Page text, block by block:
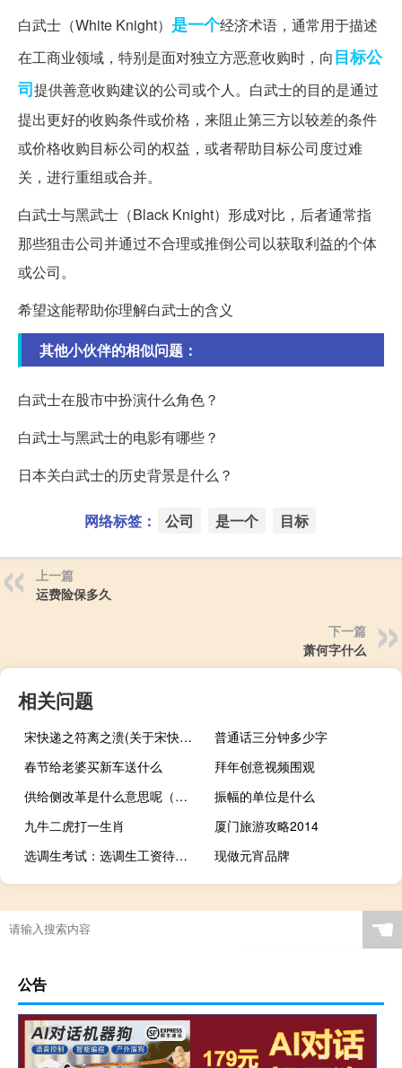
白武士（White Knight） 是一个经济术语，通常用于描述
在工商业领域，特别是面对独立方恶意收购时，向目标公
司提供善意收购建议的公司或个人。白武士的目的是通过
提出更好的收购条件或价格，来阻止第三方以较差的条件
或价格收购目标公司的权益，或者帮助目标公司度过难
关，进行重组或合并。
白武士与黑武士（Black Knight）形成对比，后者通常指
那些狙击公司并通过不合理或推倒公司以获取利益的个体
或公司。
希望这能帮助你理解白武士的含义
其他小伙伴的相似问题：
白武士在股市中扮演什么角色？
白武士与黑武士的电影有哪些？
日本关白武士的历史背景是什么？
网络标签： 公司 是一个 目标
上一篇
运费险保多久
下一篇
萧何字什么
相关问题
宋快递之符离之溃(关于宋快递之符离之溃简述)
普通话三分钟多少字
春节给老婆买新车送什么
拜年创意视频围观
供给侧改革是什么意思呢（供给侧改革是什么意思）
振幅的单位是什么
九牛二虎打一生肖
厦门旅游攻略2014
选调生考试：选调生工资待遇和发展前景怎么样
现做元宵品牌
☚
公告